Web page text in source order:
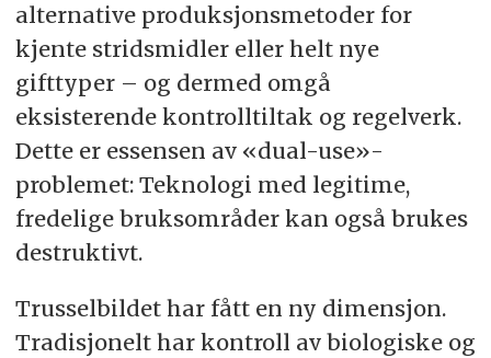
alternative produksjonsmetoder for
kjente stridsmidler eller helt nye
gifttyper – og dermed omgå
eksisterende kontrolltiltak og regelverk.
Dette er essensen av «dual-use»-
problemet: Teknologi med legitime,
fredelige bruksområder kan også brukes
destruktivt.
Trusselbildet har fått en ny dimensjon.
Tradisjonelt har kontroll av biologiske og